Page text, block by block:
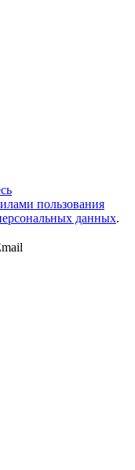
пользования
данных.